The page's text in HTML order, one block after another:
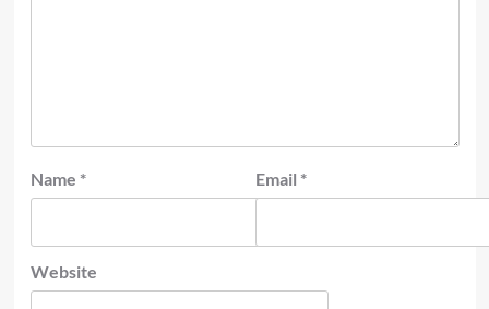
Name * Email *
Website